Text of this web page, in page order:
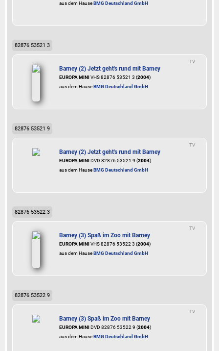
aus dem HauseBMG Deutschland GmbH
82876 53521 3
TV
Barney (2) Jetzt geht's rund mit Barney
EUROPA MINIVHS 82876 53521 3 (2004)
aus dem HauseBMG Deutschland GmbH
82876 53521 9
TV
Barney (2) Jetzt geht's rund mit Barney
EUROPA MINIDVD 82876 53521 9 (2004)
aus dem HauseBMG Deutschland GmbH
82876 53522 3
TV
Barney (3) Spaß im Zoo mit Barney
EUROPA MINIVHS 82876 53522 3 (2004)
aus dem HauseBMG Deutschland GmbH
82876 53522 9
TV
Barney (3) Spaß im Zoo mit Barney
EUROPA MINIDVD 82876 53522 9 (2004)
aus dem HauseBMG Deutschland GmbH